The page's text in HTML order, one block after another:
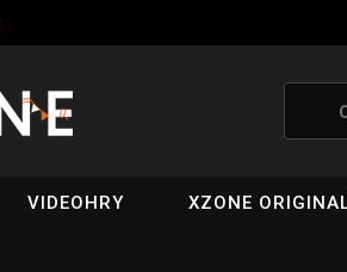
VIDEOHRY XZONE